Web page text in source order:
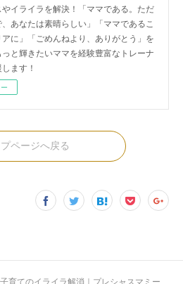
イライラを解決！「ママである。ただ
あなたは素晴らしい」「ママであるこ
アに」「ごめんねより、ありがとう」を
と輝きたいママを経験豊富なトレーナ
ます！
プページへ戻る